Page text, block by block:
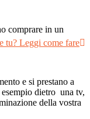
tu? Leggi come fare
comprare in un
e si prestano a
dietro una tv,
della vostra